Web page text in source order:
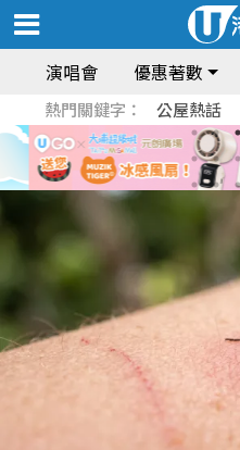
演唱會 優惠著數
熱門關鍵字： 公屋熱話